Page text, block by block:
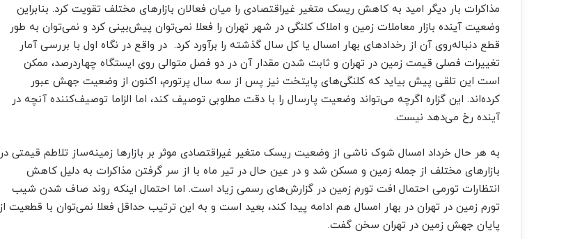
مذاکرات بار دیگر امید به کاهش ریسک متغیر غیراقتصادی را میان فعالان بازارهای مختلف تقویت کرد. بنابراین
وضعیت آینده بازار معاملات زمین و املاک کلنگی در شهر تهران را فعلا نمی‌توان پیش‌بینی کرد و نمی‌توان به طور
قطع دنباله‌‌‌روی آن از رخدادهای بهار امسال یا کل سال گذشته را برآورد کرد. در واقع در نگاه اول با بررسی آمار
تغییرات فصلی قیمت زمین در تهران و ثابت شدن مقدار آن در دو فصل متوالی روی ایستگاه چهار‌درصد، ممکن
است این تلقی پیش بیاید که کلنگی‌‌‌های پایتخت نیز پس از سه سال پرتورم، اکنون از وضعیت جهش عبور
کرده‌‌‌اند. این گزاره اگرچه می‌تواند وضعیت پارسال را با دقت مطلوبی توصیف کند، اما الزاما توصیف‌‌‌کننده آنچه در
آینده رخ می‌دهد نیست.
به هر حال خرداد امسال شوک ناشی از وضعیت ریسک متغیر غیراقتصادی موثر بر بازارها زمینه‌‌‌ساز تلاطم قیمتی در
بازارهای مختلف از جمله زمین و مسکن شد و در عین حال در تیر ماه با از سر گرفتن مذاکرات به دلیل کاهش
انتظارات تورمی احتمال افت تورم زمین در گزارش‌های رسمی زیاد است. اما احتمال اینکه روند صاف شدن شیب
تورم زمین در تهران در بهار امسال هم ادامه پیدا کند، بعید است و به این ترتیب حداقل فعلا نمی‌توان با قطعیت از
پایان جهش زمین در تهران سخن گفت.